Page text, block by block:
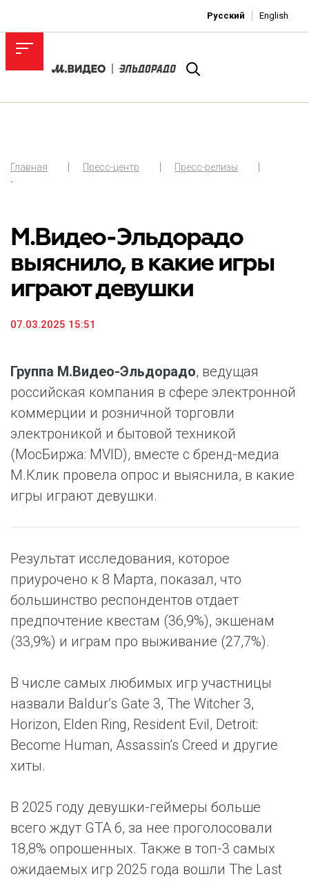
Русский English
Главная Пресс-центр
Пресс-релизы
-
М.Видео-Эльдорадо
выяснило, в какие игры
играют девушки
07.03.2025 15:51
Группа М.Видео-Эльдорадо, ведущая
российская компания в сфере электронной
коммерции и розничной торговли
электроникой и бытовой техникой
(МосБиржа: MVID), вместе с бренд-медиа
М.Клик провела опрос и выяснила, в какие
игры играют девушки.
Результат исследования, которое
приурочено к 8 Марта, показал, что
большинство респондентов отдает
предпочтение квестам (36,9%), экшенам
(33,9%) и играм про выживание (27,7%).
В числе самых любимых игр участницы
назвали Baldur’s Gate 3, The Witcher 3,
Horizon, Elden Ring, Resident Evil, Detroit:
Become Human, Assassin’s Creed и другие
хиты.
В 2025 году девушки-геймеры больше
всего ждут GTA 6, за нее проголосовали
18,8% опрошенных. Также в топ-3 самых
ожидаемых игр 2025 года вошли The Last